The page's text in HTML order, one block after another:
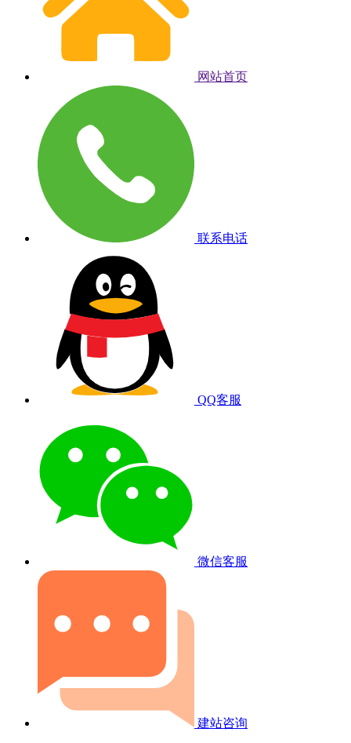
网站首页
联系电话
QQ客服
微信客服
建站咨询